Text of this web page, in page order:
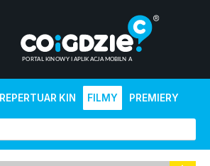
REPERTUAR KIN FILMY PREMIERY